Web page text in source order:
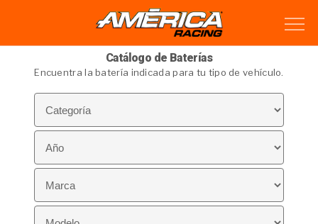
Catálogo de Baterías
Encuentra la batería indicada para tu tipo de vehículo.